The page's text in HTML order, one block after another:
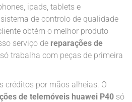
ipads, tablets e
de controlo de qualidade
obtém o melhor produto
serviço de reparações de
só trabalha com peças de primeira
créditos por mãos alheias. O
de telemóveis huawei P40 só